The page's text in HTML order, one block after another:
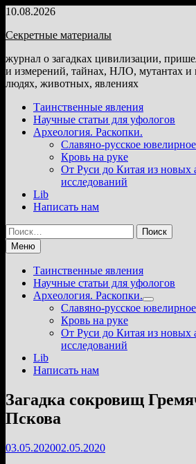
Перейти
содержимому
10.08.2026
Секретные материалы
журнал о загадках цивилизации,
и измерений, тайнах, НЛО, мутантах и
людях, животных, явлениях
Таинственные явления
Научные статьи для уфологов
Археология. Раскопки.
Славяно-русское
Кровь на руке
От Руси до Китая из новых
исследований
Lib
Написать нам
Найти:
Меню
Таинственные явления
Научные статьи для уфологов
Археология. Раскопки.
Показать
подменю
Славяно-русское
Кровь на руке
От Руси до Китая из новых
исследований
Lib
Написать нам
Загадка сокровищ
Пскова
03.05.202002.05.2020